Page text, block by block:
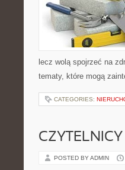
lecz wolą spojrzeć na
tematy, które mogą
CATEGORIES:
POSTED BY ADMIN